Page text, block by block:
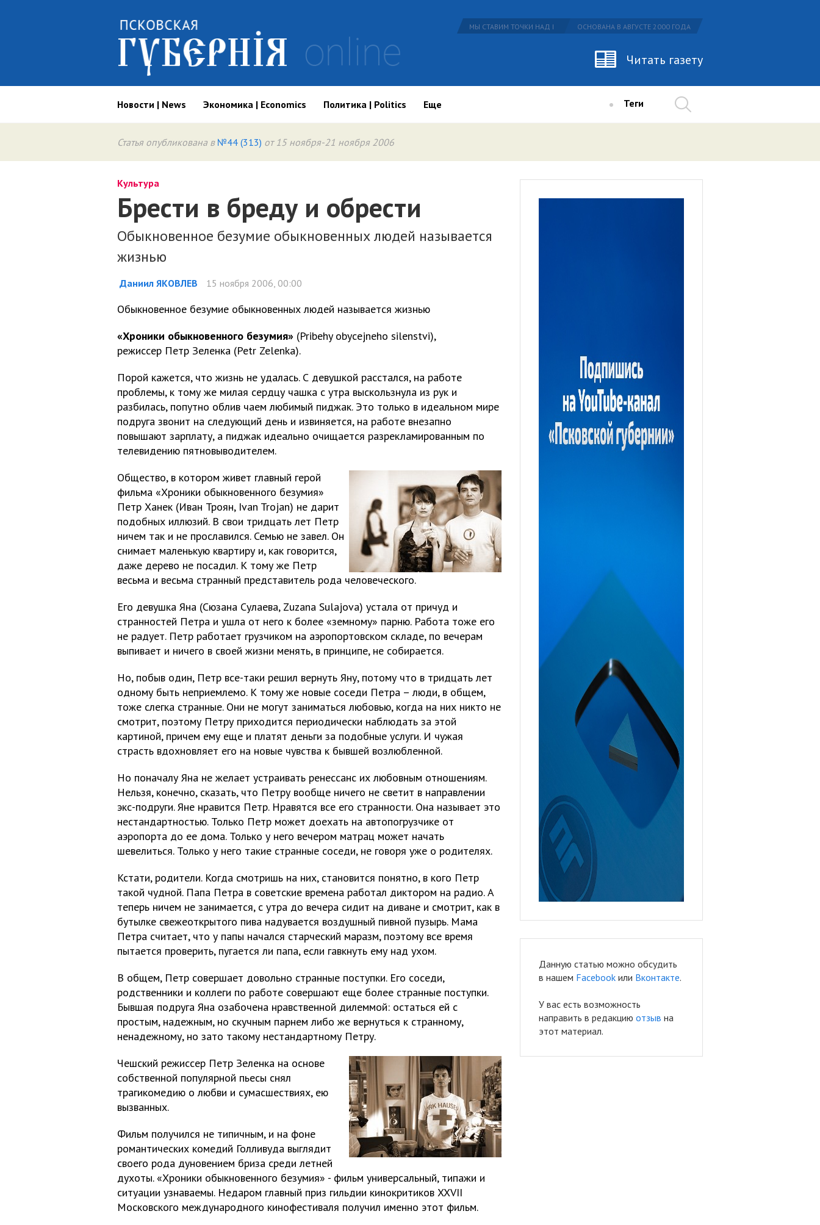
МЫ СТАВИМ ТОЧКИ НАД I ОСНОВАНА В АВГУСТЕ 2000 ГОДА
Читать газету
Новости | News Экономика | Economics Политика | Politics Еще Теги
Статья опубликована в №44 (313) от 15 ноября-21 ноября 2006
Культура
Брести в бреду и обрести
Обыкновенное безумие обыкновенных людей называется
жизнью
Даниил ЯКОВЛЕВ 15 ноября 2006, 00:00
Обыкновенное безумие обыкновенных людей называется жизнью
«Хроники обыкновенного безумия» (Pribehy obycejneho silenstvi),
режиссер Петр Зеленка (Petr Zelenka).
Порой кажется, что жизнь не удалась. С девушкой расстался, на работе
проблемы, к тому же милая сердцу чашка с утра выскользнула из рук и
разбилась, попутно облив чаем любимый пиджак. Это только в идеальном мире
подруга звонит на следующий день и извиняется, на работе внезапно
повышают зарплату, а пиджак идеально очищается разрекламированным по
телевидению пятновыводителем.
Общество, в котором живет главный герой
фильма «Хроники обыкновенного безумия»
Петр Ханек (Иван Троян, Ivan Trojan) не дарит
подобных иллюзий. В свои тридцать лет Петр
ничем так и не прославился. Семью не завел. Он
снимает маленькую квартиру и, как говорится,
даже дерево не посадил. К тому же Петр
весьма и весьма странный представитель рода человеческого.
Его девушка Яна (Сюзана Сулаева, Zuzana Sulajova) устала от причуд и
странностей Петра и ушла от него к более «земному» парню. Работа тоже его
не радует. Петр работает грузчиком на аэропортовском складе, по вечерам
выпивает и ничего в своей жизни менять, в принципе, не собирается.
Но, побыв один, Петр все-таки решил вернуть Яну, потому что в тридцать лет
одному быть неприемлемо. К тому же новые соседи Петра – люди, в общем,
тоже слегка странные. Они не могут заниматься любовью, когда на них никто не
смотрит, поэтому Петру приходится периодически наблюдать за этой
картиной, причем ему еще и платят деньги за подобные услуги. И чужая
страсть вдохновляет его на новые чувства к бывшей возлюбленной.
Но поначалу Яна не желает устраивать ренессанс их любовным отношениям.
Нельзя, конечно, сказать, что Петру вообще ничего не светит в направлении
экс-подруги. Яне нравится Петр. Нравятся все его странности. Она называет это
нестандартностью. Только Петр может доехать на автопогрузчике от
аэропорта до ее дома. Только у него вечером матрац может начать
шевелиться. Только у него такие странные соседи, не говоря уже о родителях.
Кстати, родители. Когда смотришь на них, становится понятно, в кого Петр
такой чудной. Папа Петра в советские времена работал диктором на радио. А
теперь ничем не занимается, с утра до вечера сидит на диване и смотрит, как в
бутылке свежеоткрытого пива надувается воздушный пивной пузырь. Мама
Петра считает, что у папы начался старческий маразм, поэтому все время
пытается проверить, пугается ли папа, если гавкнуть ему над ухом.
В общем, Петр совершает довольно странные поступки. Его соседи,
родственники и коллеги по работе совершают еще более странные поступки.
Бывшая подруга Яна озабочена нравственной дилеммой: остаться ей с
простым, надежным, но скучным парнем либо же вернуться к странному,
ненадежному, но зато такому нестандартному Петру.
Чешский режиссер Петр Зеленка на основе
собственной популярной пьесы снял
трагикомедию о любви и сумасшествиях, ею
вызванных.
Фильм получился не типичным, и на фоне
романтических комедий Голливуда выглядит
своего рода дуновением бриза среди летней
духоты. «Хроники обыкновенного безумия» - фильм универсальный, типажи и
ситуации узнаваемы. Недаром главный приз гильдии кинокритиков XXVII
Московского международного кинофестиваля получил именно этот фильм.
Данную статью можно обсудить
в нашем Facebook или Вконтакте.
У вас есть возможность
направить в редакцию отзыв на
этот материал.